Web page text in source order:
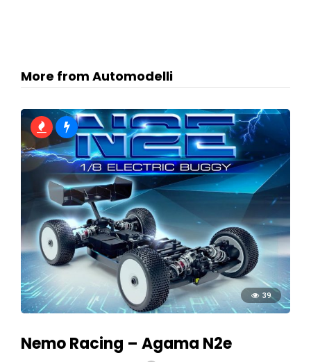
More from Automodelli
39
Nemo Racing – Agama N2e